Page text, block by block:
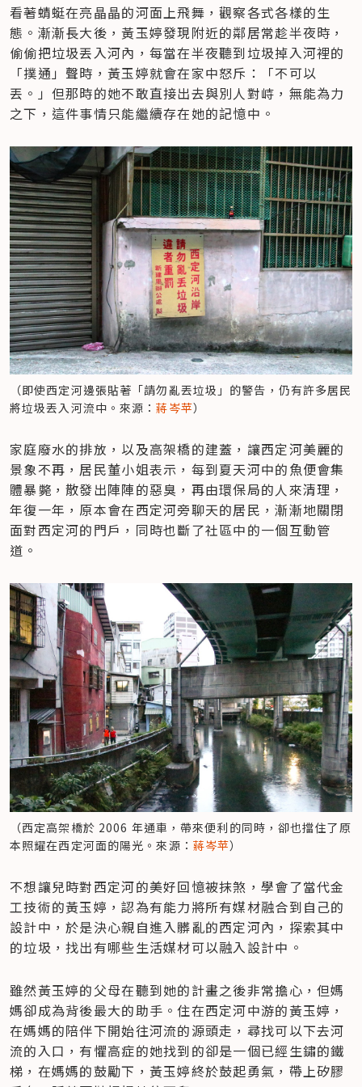
看著蜻蜓在亮晶晶的河面上飛舞，觀察各式各樣的生
態。漸漸長大後，黃玉婷發現附近的鄰居常趁半夜時，
偷偷把垃圾丟入河內，每當在半夜聽到垃圾掉入河裡的
「撲通」聲時，黃玉婷就會在家中怒斥：「不可以
丟。」但那時的她不敢直接出去與別人對峙，無能為力
之下，這件事情只能繼續存在她的記憶中。
（即使西定河邊張貼著「請勿亂丟垃圾」的警告，仍有許多居民
將垃圾丟入河流中。來源：蔣岑苹）
家庭廢水的排放，以及高架橋的建蓋，讓西定河美麗的
景象不再，居民董小姐表示，每到夏天河中的魚便會集
體暴斃，散發出陣陣的惡臭，再由環保局的人來清理，
年復一年，原本會在西定河旁聊天的居民，漸漸地關閉
面對西定河的門戶，同時也斷了社區中的一個互動管
道。
（西定高架橋於 2006 年通車，帶來便利的同時，卻也擋住了原
本照耀在西定河面的陽光。來源： 蔣岑苹）
不想讓兒時對西定河的美好回憶被抹煞，學會了當代金
工技術的黃玉婷，認為有能力將所有媒材融合到自己的
設計中，於是決心親自進入髒亂的西定河內，探索其中
的垃圾，找出有哪些生活媒材可以融入設計中。
雖然黃玉婷的父母在聽到她的計畫之後非常擔心，但媽
媽卻成為背後最大的助手。住在西定河中游的黃玉婷，
在媽媽的陪伴下開始往河流的源頭走，尋找可以下去河
流的入口，有懼高症的她找到的卻是一個已經生鏽的鐵
梯，在媽媽的鼓勵下，黃玉婷終於鼓起勇氣，帶上矽膠